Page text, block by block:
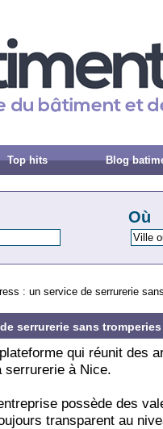
Top hits Blog
Où
: un service de serrurerie
serrurerie sans tromperies
qui réunit des
serrurerie à Nice.
possède des
transparent au